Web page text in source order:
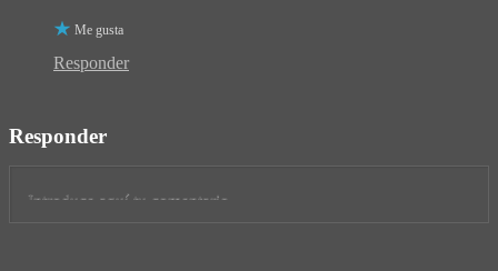
Me gusta
Responder
Responder